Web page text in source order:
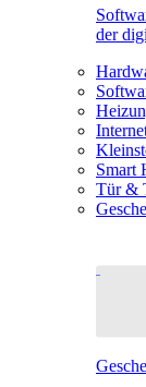
der
Smart
Tür &